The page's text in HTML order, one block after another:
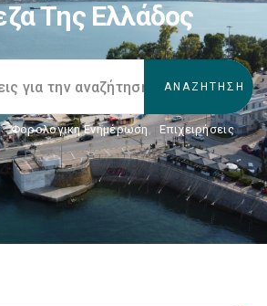
Της Ελλάδος
Φορολογικη Ενημέρωση, Επιχειρήσεις